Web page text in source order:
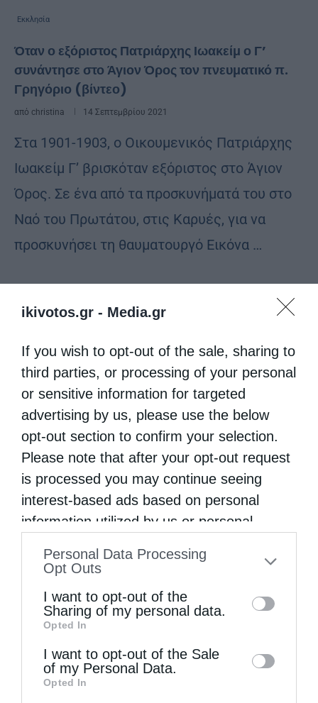
ikivotos.gr - Media.gr
If you wish to opt-out of the sale, sharing to
third parties, or processing of your personal
or sensitive information for targeted
advertising by us, please use the below
opt-out section to confirm your selection.
Please note that after your opt-out request
is processed you may continue seeing
interest-based ads based on personal
information utilized by us or personal
to your opt-out. You may separately opt-out
information by third parties on the IAB’s list
of downstream participants. This
information may also be disclosed by us to
third parties on theIAB’s List of
Downstream Participants
Personal Data Processing
Opt Outs
I want to opt-out of the
Sharing of my personal data.
Opted In
I want to opt-out of the Sale
of my Personal Data.
Opted In
Εκκλησία
Όταν ο εξόριστος Πατριάρχης Ιωακείμ ο Γ’
συνάντησε στο Άγιον Όρος τον πνευματικό π.
Γρηγόριο (βίντεο)
από christina 14 Σεπτεμβρίου 2021
Στα 1901-1903, ο Οικουμενικός Πατριάρχης
Ιωακείμ Γ’ βρισκόταν εξόριστος στο Άγιον
Όρος. Σε ένα από τα προσκυνήματά του στο
Ναό του Πρωτάτου, στις Καρυές, για να
προσκυνήσει τη θαυματουργό Εικόνα …